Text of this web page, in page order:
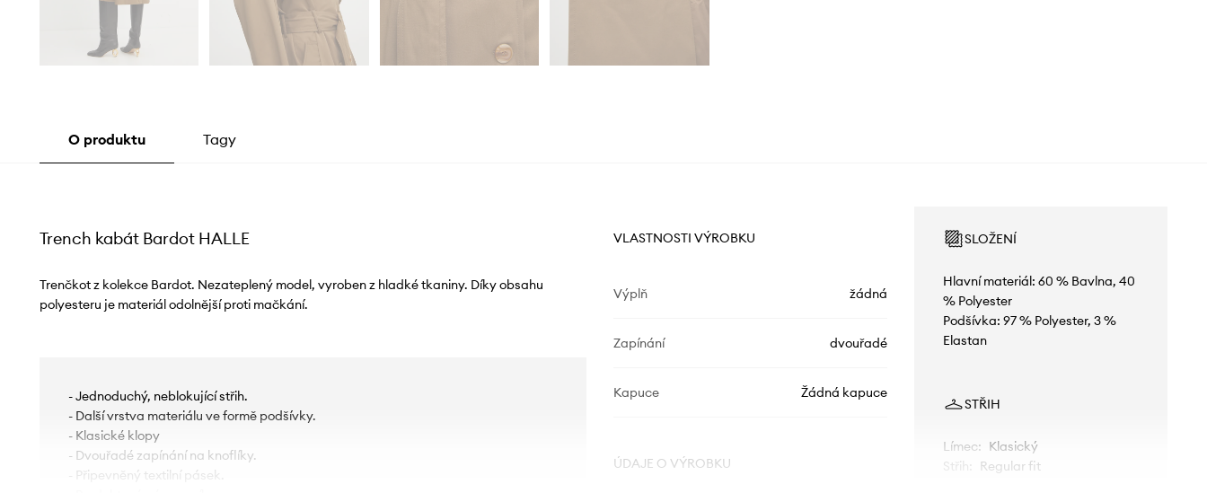
O produktu Tagy
Trench kabát Bardot HALLE
Trenčkot z kolekce Bardot. Nezateplený model, vyroben z hladké tkaniny. Díky obsahu
polyesteru je materiál odolnější proti mačkání.
- Jednoduchý, neblokující střih.
- Další vrstva materiálu ve formě podšívky.
- Klasické klopy
- Dvouřadé zapínání na knoflíky.
- Připevněný textilní pásek.
VLASTNOSTI VÝROBKU
Výplň žádná
Zapínání dvouřadé
Kapuce Žádná kapuce
ÚDAJE O VÝROBKU
SLOŽENÍ
Hlavní materiál: 60 % Bavlna, 40
% Polyester
Podšívka: 97 % Polyester, 3 %
Elastan
STŘIH
Límec: Klasický
Střih
Regular fit